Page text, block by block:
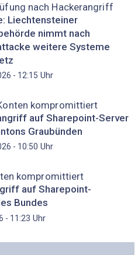
nach Hackerangriff
Liechtensteiner
nimmt nach
weitere Systeme
- 12:15 Uhr
kompromittiert
auf Sharepoint-Server
Graubünden
- 10:50 Uhr
kompromittiert
auf Sharepoint-
Bundes
- 11:23 Uhr